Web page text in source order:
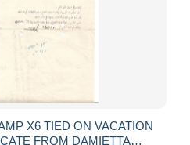
X6 TIED ON VACATION
FROM DAMIETTA